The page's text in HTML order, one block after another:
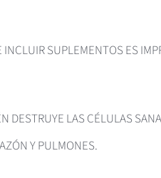
SUPLEMENTOS ES
LAS CÉLULAS
Y PULMONES.